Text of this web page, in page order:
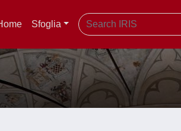
Sfoglia